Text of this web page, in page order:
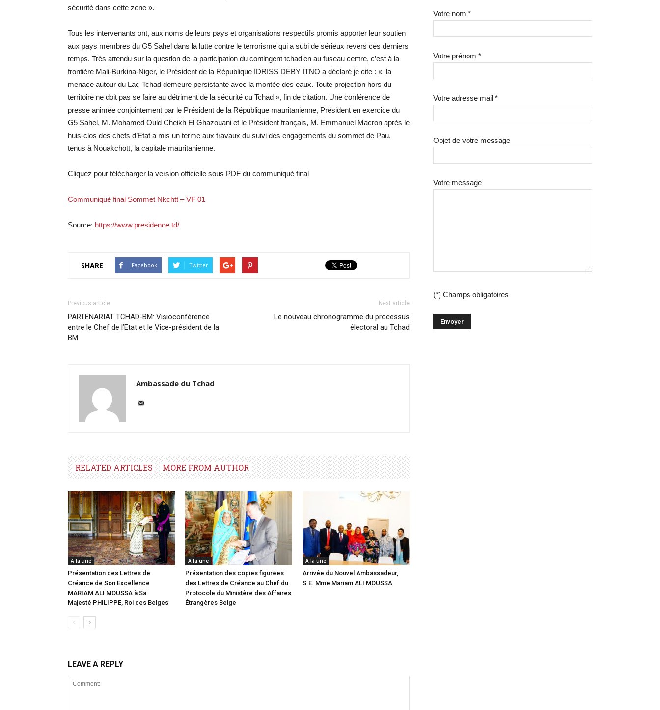
sécurité dans cette zone ».
Tous les intervenants ont, aux noms de leurs pays et organisations respectifs promis apporter leur soutien
aux pays membres du G5 Sahel dans la lutte contre le terrorisme qui a subi de sérieux revers ces derniers
temps. Très attendu sur la question de la participation du contingent tchadien au fuseau centre, c’est à la
frontière Mali-Burkina-Niger, le Président de la République IDRISS DEBY ITNO a déclaré je cite : « la
menace autour du Lac-Tchad demeure persistante avec la montée des eaux. Toute projection hors du
territoire ne doit pas se faire au détriment de la sécurité du Tchad », fin de citation. Une conférence de
presse animée conjointement par le Président de la République mauritanienne, Président en exercice du
G5 Sahel, M. Mohamed Ould Cheikh El Ghazouani et le Président français, M. Emmanuel Macron après le
huis-clos des chefs d’Etat a mis un terme aux travaux du suivi des engagements du sommet de Pau,
tenus à Nouakchott, la capitale mauritanienne.
Cliquez pour télécharger la version officielle sous PDF du communiqué final
Communiqué final Sommet Nkchtt – VF 01
Source: https://www.presidence.td/
SHARE Facebook Twitter
Previous article
PARTENARIAT TCHAD-BM: Visioconférence
entre le Chef de l’Etat et le Vice-président de la
BM
Next article
Le nouveau chronogramme du processus
électoral au Tchad
Ambassade du Tchad
RELATED ARTICLES MORE FROM AUTHOR
A la une
Présentation des Lettres de
Créance de Son Excellence
MARIAM ALI MOUSSA à Sa
Majesté PHILIPPE, Roi des Belges
A la une
Présentation des copies figurées
des Lettres de Créance au Chef du
Protocole du Ministère des Affaires
Étrangères Belge
A la une
Arrivée du Nouvel Ambassadeur,
S.E. Mme Mariam ALI MOUSSA
LEAVE A REPLY
Votre nom *
Votre prénom *
Votre adresse mail *
Objet de votre message
Votre message
(*) Champs obligatoires